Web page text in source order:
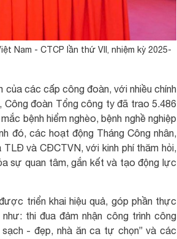
Nam - CTCP lần thứ VII, nhiệm kỳ 2025-
của các cấp công đoàn, với nhiều chính
Công đoàn Tổng công ty đã trao 5.486
bệnh hiểm nghèo, bệnh nghề nghiệp
đó, các hoạt động Tháng Công nhân,
và CĐCTVN, với kinh phí thăm hỏi,
sự quan tâm, gắn kết và tạo động lực
triển khai hiệu quả, góp phần thực
thi đua đảm nhận công trình công
- đẹp, nhà ăn ca tự chọn” và các